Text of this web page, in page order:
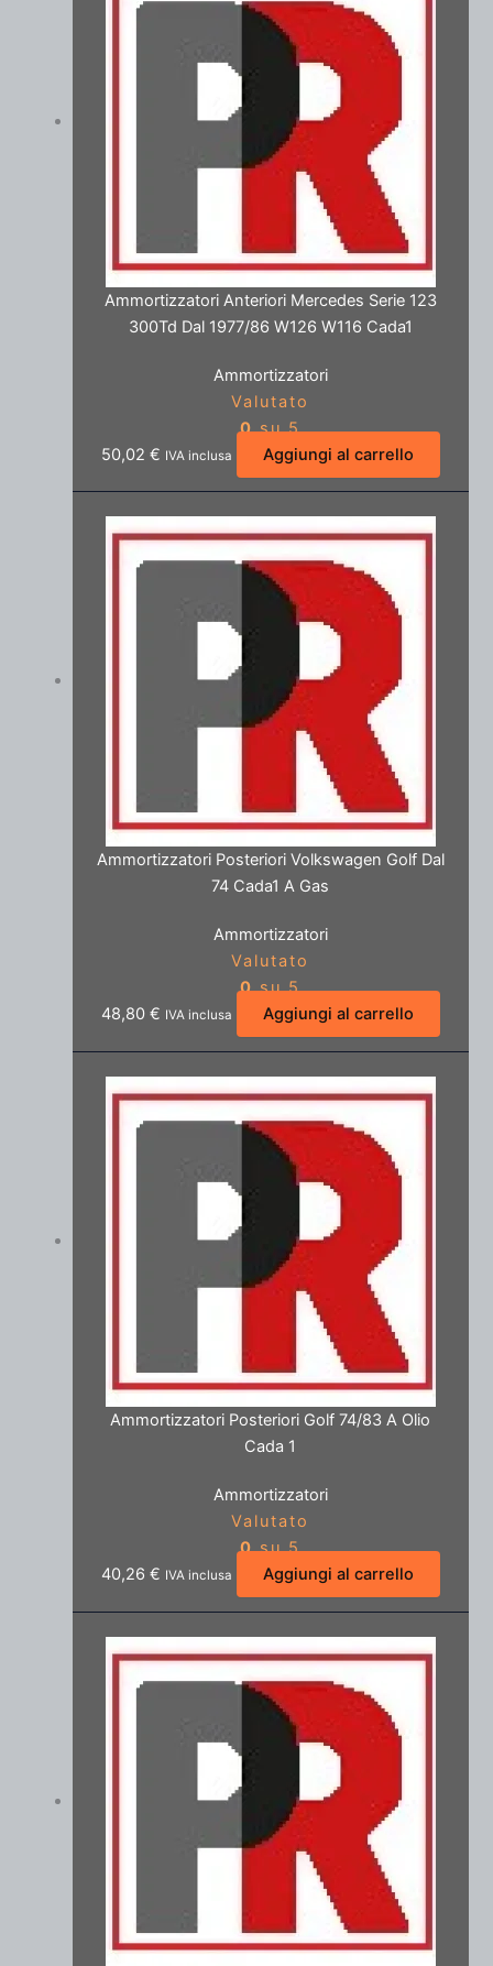
Ammortizzatori Anteriori Mercedes Serie 123
300Td Dal 1977/86 W126 W116 Cada1
Ammortizzatori
Valutato
0su 5
50,02 € IVA inclusa Aggiungi al carrello
Ammortizzatori Posteriori Volkswagen Golf Dal
74 Cada1 A Gas
Ammortizzatori
Valutato
0su 5
48,80 € IVA inclusa Aggiungi al carrello
Ammortizzatori Posteriori Golf 74/83 A Olio
Cada 1
Ammortizzatori
Valutato
0su 5
40,26 € IVA inclusa Aggiungi al carrello